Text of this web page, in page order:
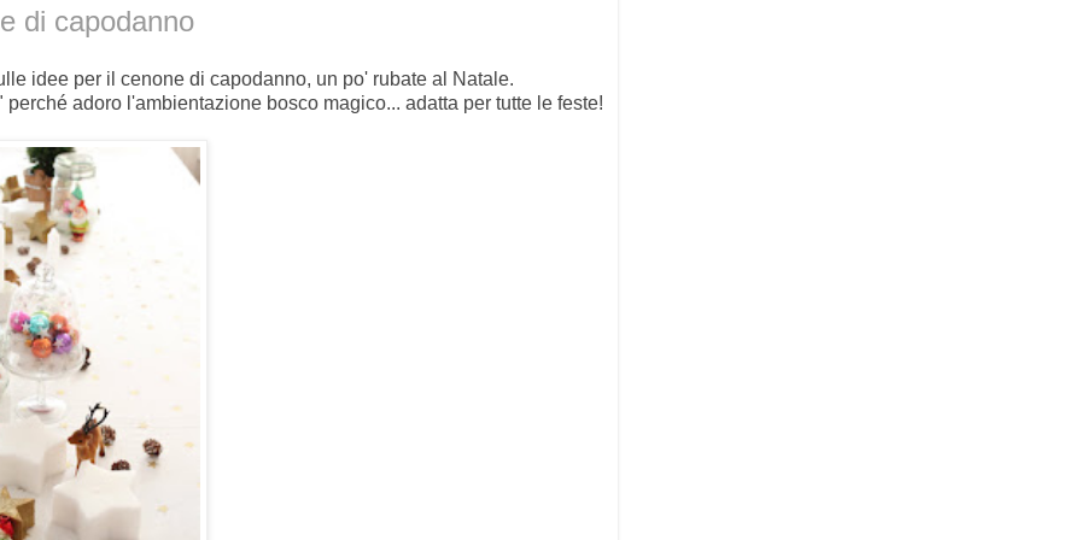
di capodanno
idee per il cenone di capodanno, un po' rubate al Natale.
perché adoro l'ambientazione bosco magico... adatta per tutte le feste!